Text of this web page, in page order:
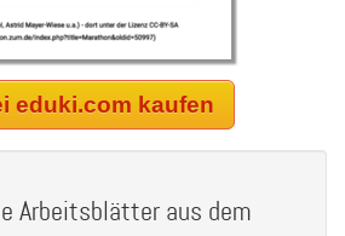
eduki.com kaufen
Arbeitsblätter aus dem